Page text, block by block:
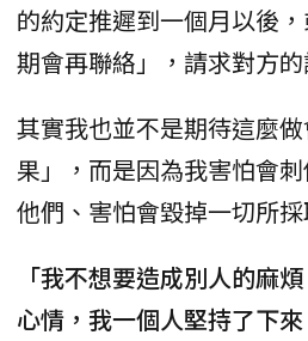
的約定推遲到一個月以後
期會再聯絡」，請求對方的
其實我也並不是期待這麼
果」，而是因為我害怕會
他們、害怕會毀掉一切所採
「我不想要造成別人的麻
心情，我一個人堅持了下